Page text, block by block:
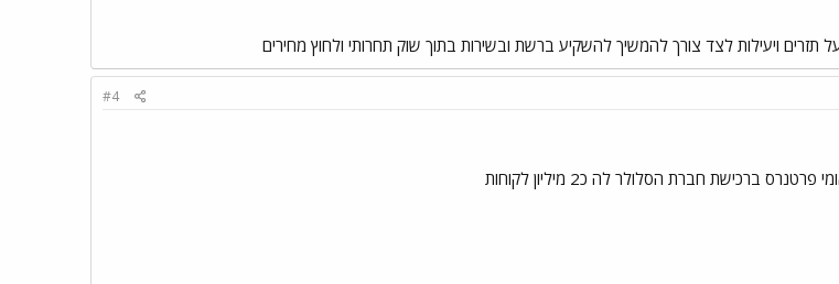
ויעילות לצד צורך להמשיך להשקיע ברשת ובשירות בתוך שוק תחרותי ולחוץ מחירים
#4
ברכישת חברת הסלולר לה כ2 מיליון לקוחות